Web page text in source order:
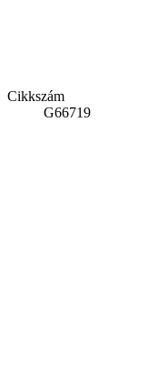
Cikkszám
G66719